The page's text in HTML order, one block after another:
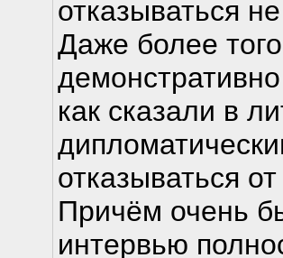
отказываться
Даже более
как сказали в
отказываться
Причём очень
интервью